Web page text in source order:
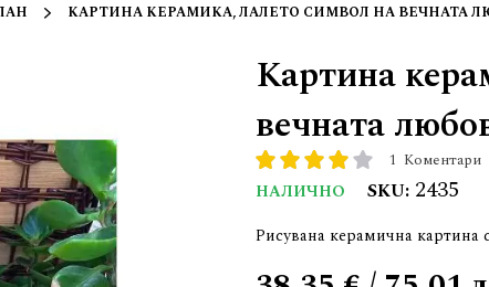
КАРТИНА КЕРАМИКА, ЛАЛЕТО СИМВОЛ НА ВЕЧНАТА
Картина
вечната
рейтинг: 1 Коментари
НАЛИЧНО SKU 2435
Рисувана керамична картина